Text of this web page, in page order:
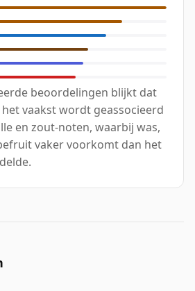
beoordelingen blijkt dat
het vaakst wordt geassocieerd
en zout-noten, waarbij was,
vaker voorkomt dan het